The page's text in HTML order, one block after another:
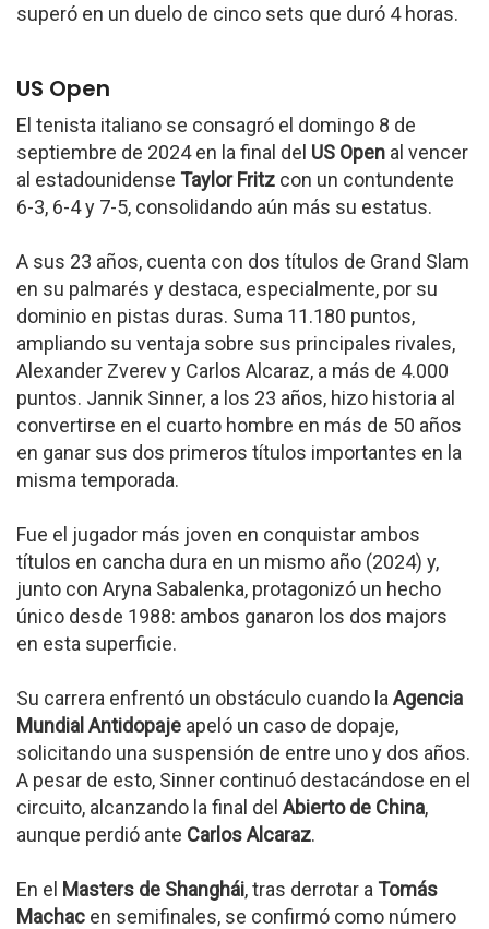
superó en un duelo de cinco sets que duró 4 horas.
US Open
El tenista italiano se consagró el domingo 8 de
septiembre de 2024 en la final del US Open al vencer
al estadounidense Taylor Fritz con un contundente
6-3, 6-4 y 7-5, consolidando aún más su estatus.
A sus 23 años, cuenta con dos títulos de Grand Slam
en su palmarés y destaca, especialmente, por su
dominio en pistas duras. Suma 11.180 puntos,
ampliando su ventaja sobre sus principales rivales,
Alexander Zverev y Carlos Alcaraz, a más de 4.000
puntos. Jannik Sinner, a los 23 años, hizo historia al
convertirse en el cuarto hombre en más de 50 años
en ganar sus dos primeros títulos importantes en la
misma temporada.
Fue el jugador más joven en conquistar ambos
títulos en cancha dura en un mismo año (2024) y,
junto con Aryna Sabalenka, protagonizó un hecho
único desde 1988: ambos ganaron los dos majors
en esta superficie.
Su carrera enfrentó un obstáculo cuando la Agencia
Mundial Antidopaje apeló un caso de dopaje,
solicitando una suspensión de entre uno y dos años.
A pesar de esto, Sinner continuó destacándose en el
circuito, alcanzando la final del Abierto de China,
aunque perdió ante Carlos Alcaraz.
En el Masters de Shanghái, tras derrotar a Tomás
Machac en semifinales, se confirmó como número